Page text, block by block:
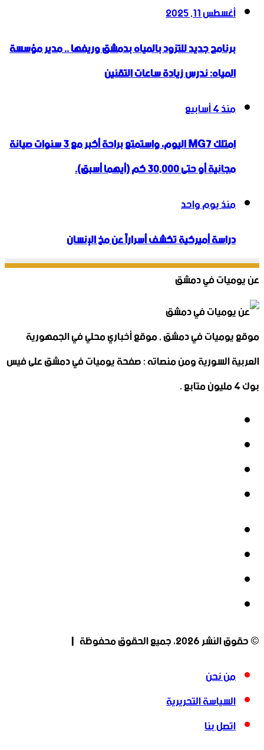
أغسطس 11, 2025
برنامج جديد للتزود بالمياه بدمشق وريفها .. مدير مؤسسة
المياه: ندرس زيادة ساعات التقنين
منذ 4 أسابيع
امتلك MG7 اليوم، واستمتع براحة أكبر مع 3 سنوات صيانة
مجانية أو حتى 30,000 كم (أيهما أسبق).
منذ يوم واحد
دراسة أميركية تكشف أسراراً عن مخ الإنسان
عن يوميات في دمشق
موقع يوميات في دمشق , موقع أخباري محلي في الجمهورية
العربية السورية ومن منصاته : صفحة يوميات في دمشق على فيس
بوك 4 مليون متابع .
© حقوق النشر 2026، جميع الحقوق محفوظة |
من نحن
السياسة التحريرية
اتصل بنا